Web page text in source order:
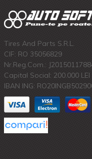
Tires And Parts S.R.L.
CIF: RO 35056829
Nr.Reg.Com.:
Capital Social: 200.000 LEI
IBAN ING: